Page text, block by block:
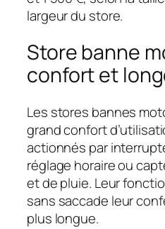
largeur du store.
Store banne
confort et
Les stores bannes
grand confort
actionnés par
réglage horaire ou
et de pluie. Leur
sans saccade leur
plus longue.